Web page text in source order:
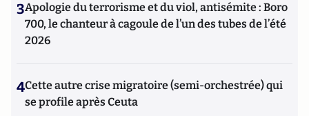
3Apologie du terrorisme et du viol, antisémite : Boro
700, le chanteur à cagoule de l’un des tubes de l’été
2026
4Cette autre crise migratoire (semi-orchestrée) qui
se profile après Ceuta